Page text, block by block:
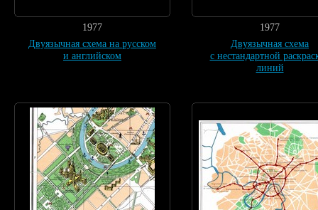
1977
Двуязычная схема на русском
и английском
1977
Двуязычная схема
с нестандартной
линий